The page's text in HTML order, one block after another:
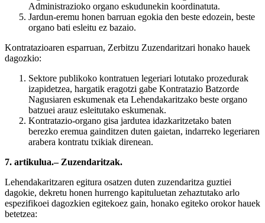
Administrazioko organo eskudunekin koordinatuta.
Jardun-eremu honen barruan egokia den beste edozein, beste
organo bati esleitu ez bazaio.
Kontratazioaren esparruan, Zerbitzu Zuzendaritzari honako hauek
dagozkio:
Sektore publikoko kontratuen legeriari lotutako prozedurak
izapidetzea, hargatik eragotzi gabe Kontratazio Batzorde
Nagusiaren eskumenak eta Lehendakaritzako beste organo
batzuei arauz esleitutako eskumenak.
Kontratazio-organo gisa jardutea idazkaritzetako baten
berezko eremua gainditzen duten gaietan, indarreko legeriaren
arabera kontratu txikiak direnean.
7. artikulua.– Zuzendaritzak.
Lehendakaritzaren egitura osatzen duten zuzendaritza guztiei
dagokie, dekretu honen hurrengo kapituluetan zehaztutako arlo
espezifikoei dagozkien egitekoez gain, honako egiteko orokor hauek
betetzea: